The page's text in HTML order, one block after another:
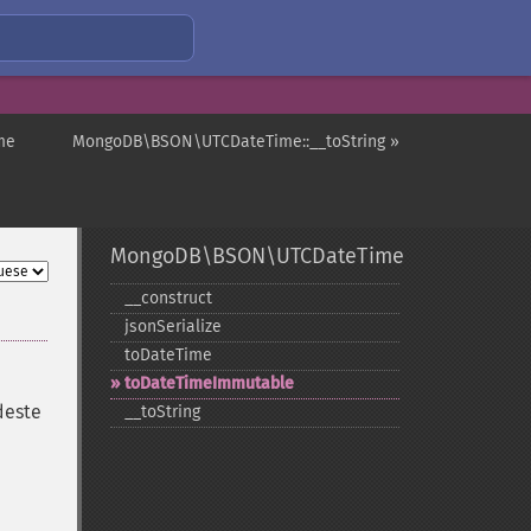
MongoDB\BSON\UTCDateTime::__toString »
MongoDB\BSON\UTCDateTime
_​_​construct
jsonSerialize
toDateTime
toDateTimeImmutable
_​_​toString